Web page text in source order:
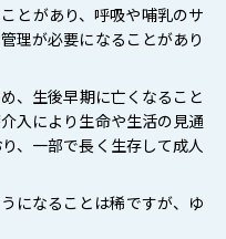
とがあり、呼吸や哺乳のサ
理が必要になることがあり
、生後早期に亡くなること
入により生命や生活の見通
、一部で長く生存して成人
になることは稀ですが、ゆ